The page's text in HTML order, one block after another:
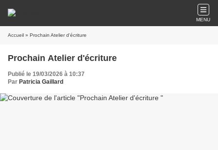
MENU
Accueil » Prochain Atelier d'écriture
Prochain Atelier d'écriture
Publié le 19/03/2026 à 10:37
Par Patricia Gaillard